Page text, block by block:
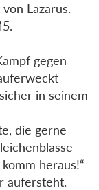
Lazarus.
gegen
in seinem
die gerne
heraus!“
aufersteht.